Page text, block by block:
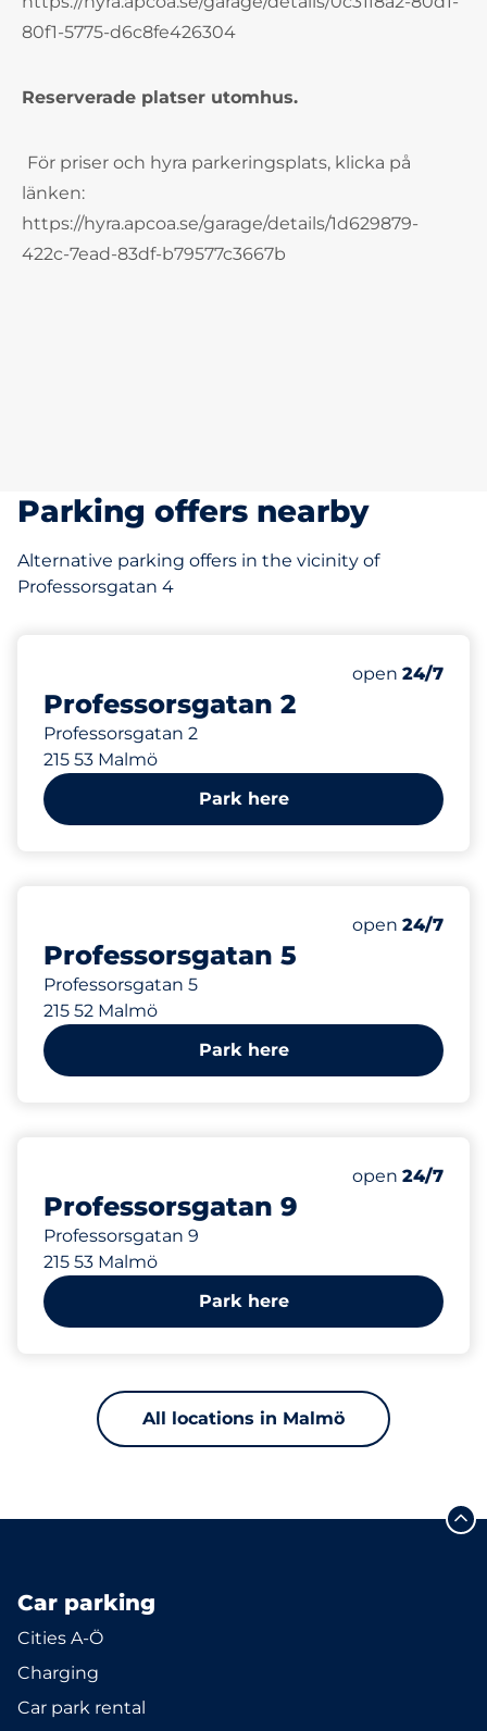
80f1-5775-d6c8fe426304
Reserverade platser utomhus.
För priser och hyra parkeringsplats, klicka på
länken:
https://hyra.apcoa.se/garage/details/1d629879-
422c-7ead-83df-b79577c3667b
Parking offers nearby
Alternative parking offers in the vicinity of
Professorsgatan 4
Professorsgatan 2
Professorsgatan 2
215 53 Malmö
Thursday&nbsp
open 24/7
Park here
Professorsgatan 5
Professorsgatan 5
215 52 Malmö
Thursday&nbsp
open 24/7
Park here
Professorsgatan 9
Professorsgatan 9
215 53 Malmö
Thursday&nbsp
open 24/7
Park here
All locations in Malmö
Car parking
Cities A-Ö
Charging
Car park rental